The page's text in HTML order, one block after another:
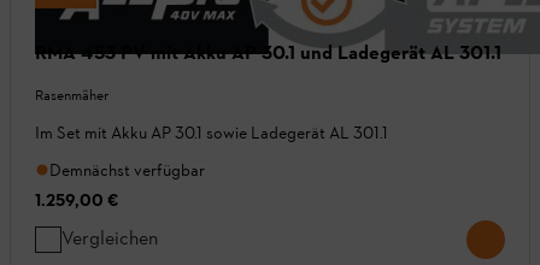
RMA 453 PV mit Akku AP 30.1 und Ladegerät AL 301.1
Rasenmäher
Im Set mit Akku AP 30.1 sowie Ladegerät AL 301.1
Demnächst verfügbar
1.259,00 €
Vergleichen